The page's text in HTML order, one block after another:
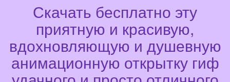
Скачать бесплатно эту
приятную и красивую,
вдохновляющую и душевную
анимационную открытку гиф